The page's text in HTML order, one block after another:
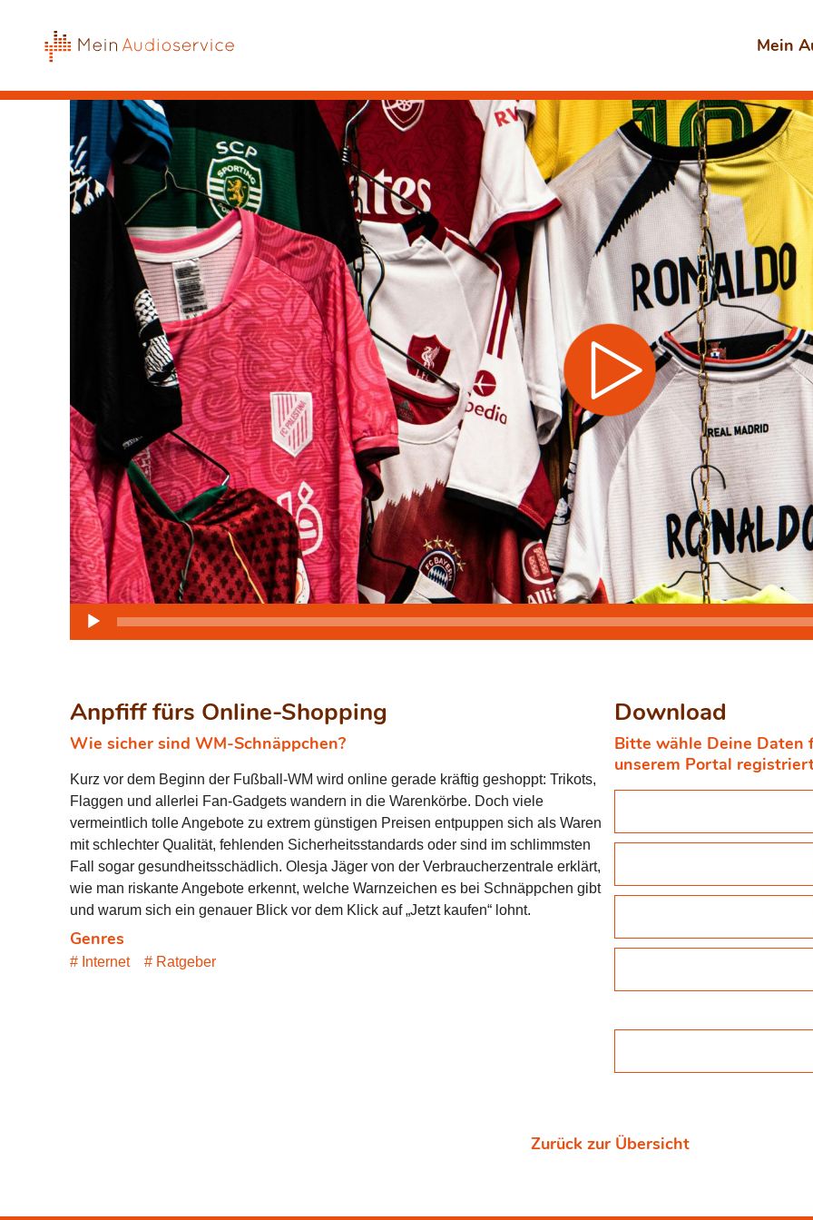
Mein
Audio-
Anpfiff fürs Online-Shopping
Wie sicher sind WM-Schnäppchen?
Kurz vor dem Beginn der Fußball-WM wird online gerade kräftig geshoppt: Trikots,
Flaggen und allerlei Fan-Gadgets wandern in die Warenkörbe. Doch viele
vermeintlich tolle Angebote zu extrem günstigen Preisen entpuppen sich als Waren
mit schlechter Qualität, fehlenden Sicherheitsstandards oder sind im schlimmsten
Fall sogar gesundheitsschädlich. Olesja Jäger von der Verbraucherzentrale erklärt,
wie man riskante Angebote erkennt, welche Warnzeichen es bei Schnäppchen gibt
und warum sich ein genauer Blick vor dem Klick auf „Jetzt kaufen“ lohnt.
Genres
Internet Ratgeber
Download
Bitte wähle Deine Daten
unserem Portal
Zurück zur Übersicht